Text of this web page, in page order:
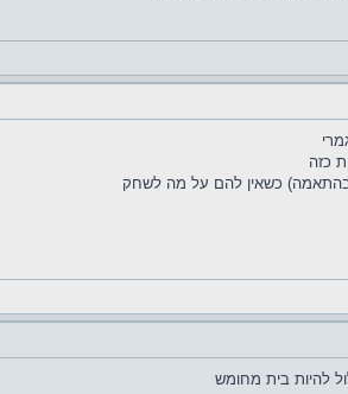
כזה
(בהתאמה) כשאין להם על מה לשחק
להיות בית מחומש